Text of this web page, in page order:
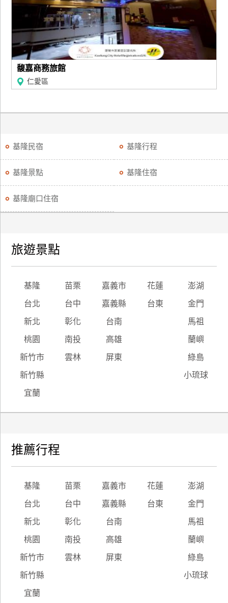
馥嘉商務旅館
仁愛區
基隆民宿 基隆行程
基隆景點 基隆住宿
基隆廟口住宿
旅遊景點
基隆 苗栗 嘉義市 花蓮 澎湖
台北 台中 嘉義縣 台東 金門
新北 彰化 台南 馬祖
桃園 南投 高雄 蘭嶼
新竹市 雲林 屏東 綠島
新竹縣 小琉球
宜蘭
推薦行程
基隆 苗栗 嘉義市 花蓮 澎湖
台北 台中 嘉義縣 台東 金門
新北 彰化 台南 馬祖
桃園 南投 高雄 蘭嶼
新竹市 雲林 屏東 綠島
新竹縣 小琉球
宜蘭